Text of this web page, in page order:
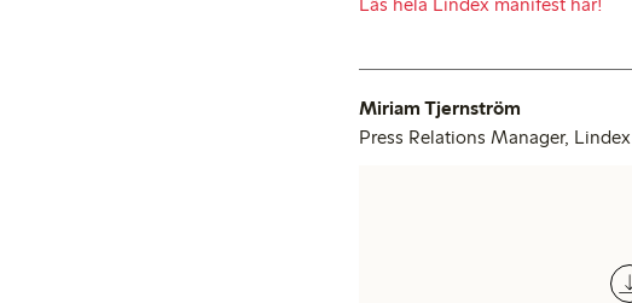
Miriam Tjernström
Press Relations Manager, Lindex